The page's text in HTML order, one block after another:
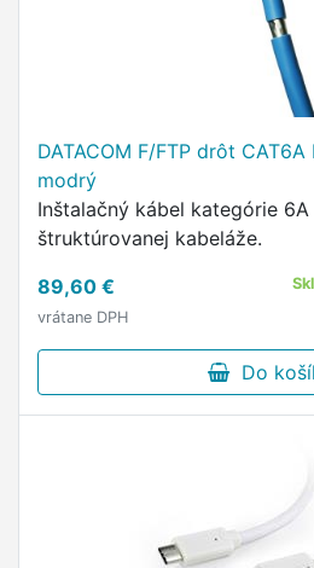
DATACOM F/FTP drôt CAT6A
modrý
Inštalačný kábel kategórie
štruktúrovanej kabeláže.
89,60 €
vrátane DPH
Do